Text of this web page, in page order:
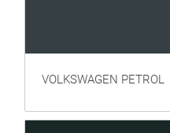
VOLKSWAGEN PETROL